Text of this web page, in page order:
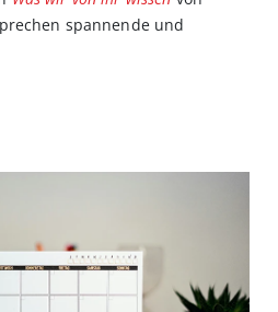
spannende und